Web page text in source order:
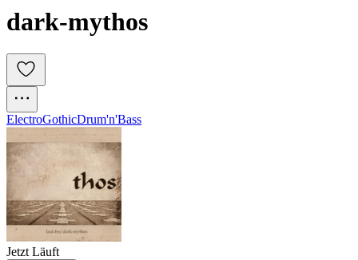
dark-mythos
ElectroGothicDrum'n'Bass
Jetzt Läuft